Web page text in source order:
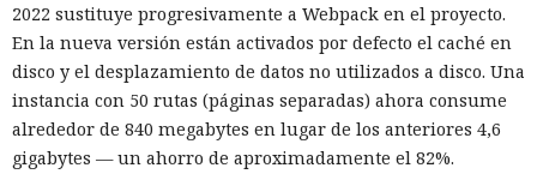
2022 sustituye progresivamente a Webpack en el proyecto.
En la nueva versión están activados por defecto el caché en
disco y el desplazamiento de datos no utilizados a disco. Una
instancia con 50 rutas (páginas separadas) ahora consume
alrededor de 840 megabytes en lugar de los anteriores 4,6
gigabytes — un ahorro de aproximadamente el 82%.